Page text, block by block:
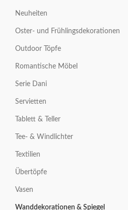
Neuheiten
Oster- und Frühlingsdekorationen
Outdoor Töpfe
Romantische Möbel
Serie Dani
Servietten
Tablett & Teller
Tee- & Windlichter
Textilien
Übertöpfe
Vasen
Wanddekorationen & Spiegel